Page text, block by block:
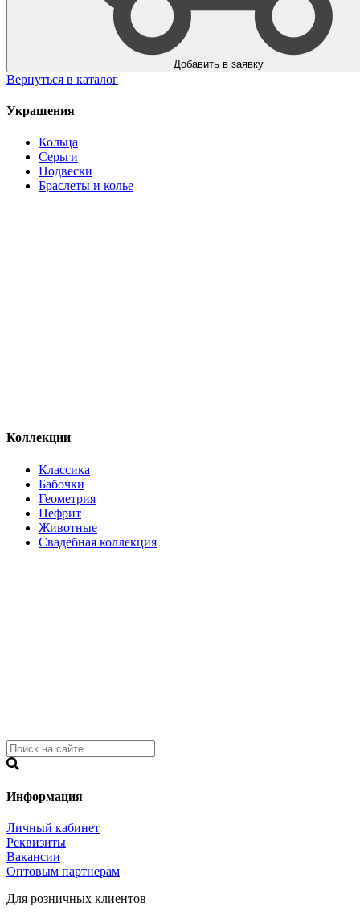
Добавить в заявку
Вернуться в каталог
Украшения
Кольца
Серьги
Подвески
Браслеты и колье
Коллекции
Классика
Бабочки
Геометрия
Нефрит
Животные
Свадебная коллекция
Информация
Личный кабинет
Реквизиты
Вакансии
Оптовым партнерам
Для розничных клиентов